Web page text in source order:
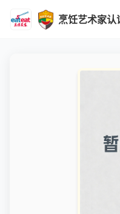
烹饪艺术家认